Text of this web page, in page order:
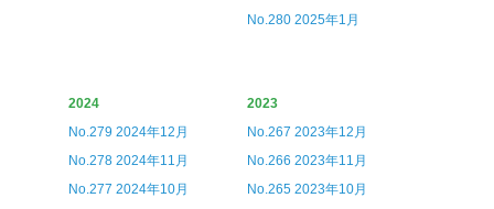
No.280 2025年1月
2024
No.279 2024年12月
No.278 2024年11月
No.277 2024年10月
2023
No.267 2023年12月
No.266 2023年11月
No.265 2023年10月